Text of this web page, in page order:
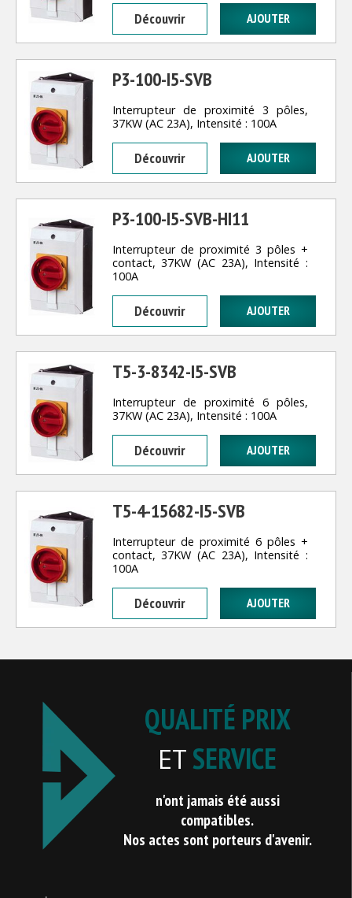
Découvrir
P3-100-I5-SVB
Interrupteur de proximité 3 pôles,
37KW (AC 23A), Intensité : 100A
Découvrir
P3-100-I5-SVB-HI11
Interrupteur de proximité 3 pôles +
contact, 37KW (AC 23A), Intensité :
100A
Découvrir
T5-3-8342-I5-SVB
Interrupteur de proximité 6 pôles,
37KW (AC 23A), Intensité : 100A
Découvrir
T5-4-15682-I5-SVB
Interrupteur de proximité 6 pôles +
contact, 37KW (AC 23A), Intensité :
100A
Découvrir
QUALITÉ PRIX
ET SERVICE
n'ont jamais été aussi
compatibles.
Nos actes sont porteurs d'avenir.